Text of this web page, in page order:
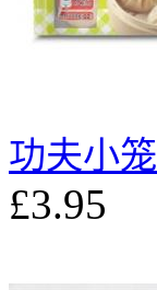
功夫小
£3.95